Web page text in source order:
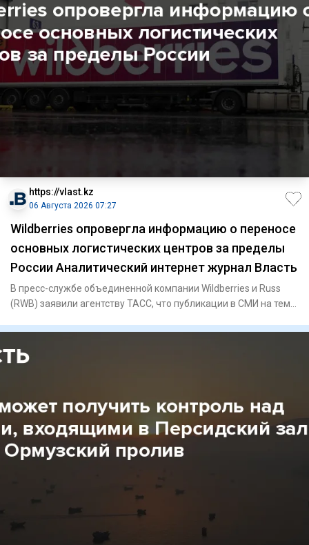
https://vlast.kz
06 Августа 2026 07:27
Wildberries опровергла информацию о переносе
основных логистических центров за пределы
России Аналитический интернет журнал Власть
В пресс-службе объединенной компании Wildberries и Russ
(RWB) заявили агентству ТАСС, что публикации в СМИ на тему